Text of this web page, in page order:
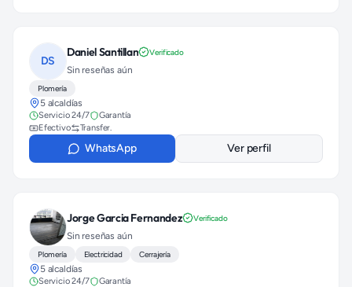
DS
Daniel Santillan Verificado
Sin reseñas aún
Plomería
5 alcaldías
Servicio 24/7
Garantía
Efectivo
Transfer.
WhatsApp Ver perfil
Jorge Garcia Fernandez Verificado
Sin reseñas aún
Plomería Electricidad Cerrajería
5 alcaldías
Servicio 24/7
Garantía